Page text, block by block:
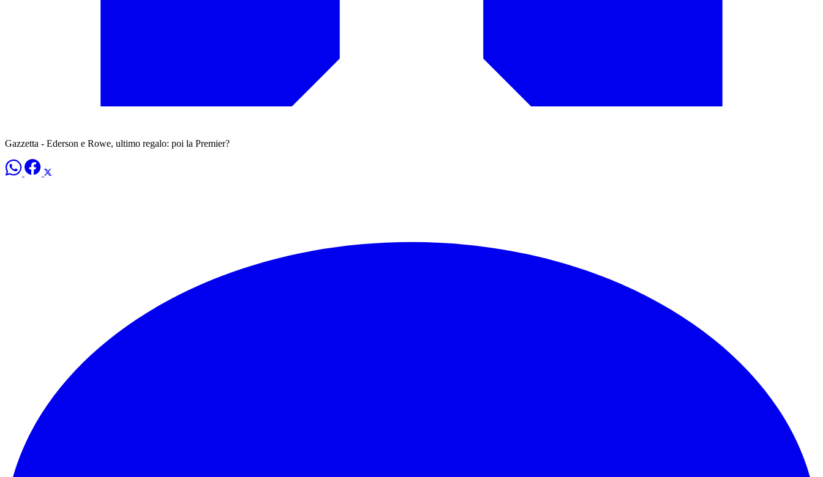
Gazzetta - Ederson e Rowe, ultimo regalo: poi la Premier?